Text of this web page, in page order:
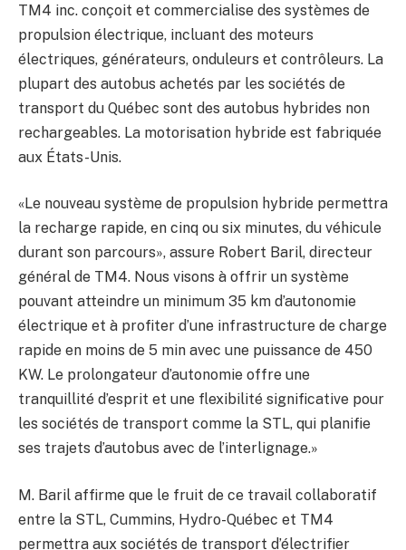
TM4 inc. conçoit et commercialise des systèmes de
propulsion électrique, incluant des moteurs
électriques, générateurs, onduleurs et contrôleurs. La
plupart des autobus achetés par les sociétés de
transport du Québec sont des autobus hybrides non
rechargeables. La motorisation hybride est fabriquée
aux États-Unis.
«Le nouveau système de propulsion hybride permettra
la recharge rapide, en cinq ou six minutes, du véhicule
durant son parcours», assure Robert Baril, directeur
général de TM4. Nous visons à offrir un système
pouvant atteindre un minimum 35 km d’autonomie
électrique et à profiter d’une infrastructure de charge
rapide en moins de 5 min avec une puissance de 450
KW. Le prolongateur d’autonomie offre une
tranquillité d’esprit et une flexibilité significative pour
les sociétés de transport comme la STL, qui planifie
ses trajets d’autobus avec de l’interlignage.»
M. Baril affirme que le fruit de ce travail collaboratif
entre la STL, Cummins, Hydro-Québec et TM4
permettra aux sociétés de transport d’électrifier